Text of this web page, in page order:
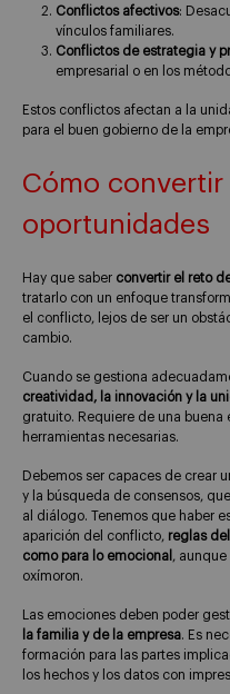
Conflictos afectivos:
vínculos familiares.
Conflictos de estrategia y
empresarial o en los
Estos conflictos afectan a la
para el buen gobierno de la
Cómo
oportunidades
Hay que saber convertir el reto
tratarlo con un enfoque
el conflicto, lejos de ser un
cambio.
Cuando se gestiona
creatividad, la innovación y la
gratuito. Requiere de una buena
herramientas necesarias.
Debemos ser capaces de crear
y la búsqueda de consensos,
al diálogo. Tenemos que haber
aparición del conflicto, reglas
como para lo emocional ,
oxímoron.
Las emociones deben poder
la familia y de la empresa. Es
formación para las partes
los hechos y los datos con